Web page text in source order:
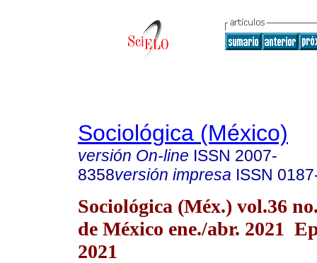
Sociológica (México)
versión On-line ISSN 2007-
8358versión impresa ISSN
Sociológica (Méx.) vol.36
de México ene./abr. 2021
2021